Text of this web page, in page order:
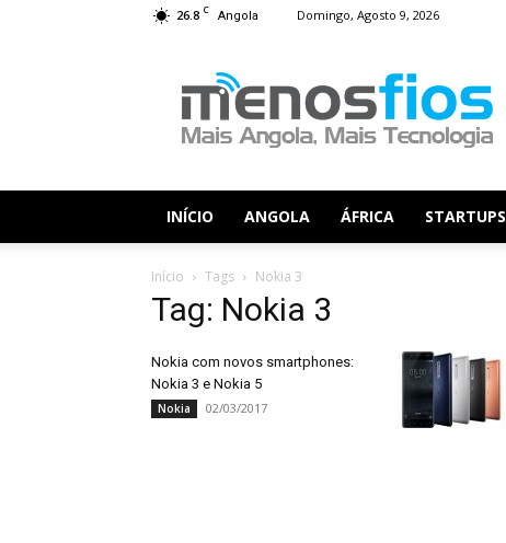
26.8 C Angola Domingo, Agosto 9, 2026
Fios
INÍCIO ANGOLA ÁFRICA STARTUPS
Início Tags Nokia 3
Tag: Nokia 3
Nokia com novos smartphones:
Nokia 3 e Nokia 5
Nokia 02/03/2017